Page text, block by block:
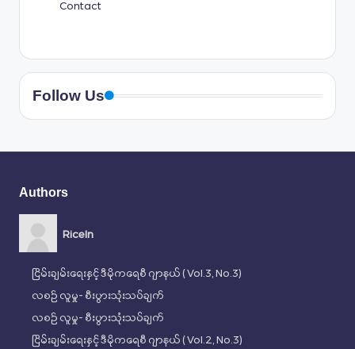
Contact
Follow Us
Authors
RiceIn
ငြိမ်းချမ်းရေးနှင့် ဒီမိုကရေစီ ဂျာနယ် ( Vol.3, No.3)
လစဉ် လူမှု- စီးပွားသုံးသပ်ချက်
လစဉ် လူမှု- စီးပွားသုံးသပ်ချက်
ငြိမ်းချမ်းရေးနှင့် ဒီမိုကရေစီ ဂျာနယ် ( Vol.2, No.3)